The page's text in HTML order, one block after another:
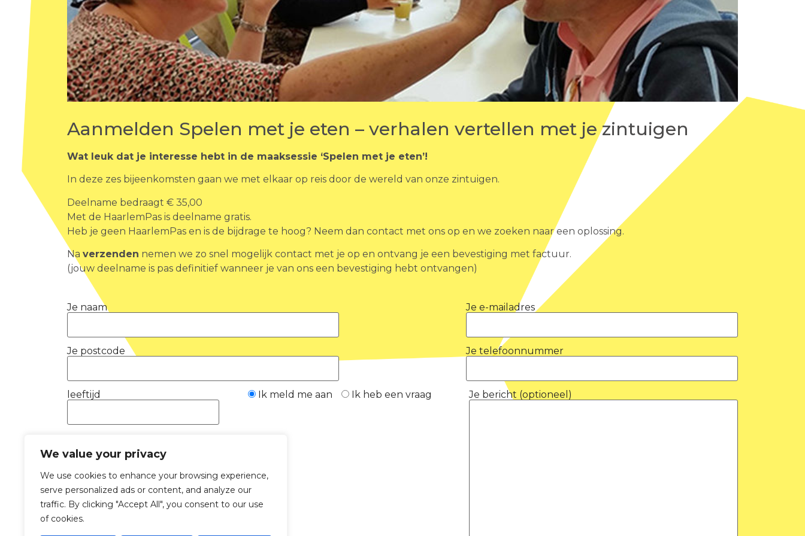
We value your privacy
We use cookies to enhance your browsing experience,
serve personalized ads or content, and analyze our
traffic. By clicking "Accept All", you consent to our use
of cookies.
Aanmelden Spelen met je eten – verhalen vertellen met je zintuigen
Wat leuk dat je interesse hebt in de maaksessie ‘Spelen met je eten’!
In deze zes bijeenkomsten gaan we met elkaar op reis door de wereld van onze zintuigen.
Deelname bedraagt € 35,00
Met de HaarlemPas is deelname gratis.
Heb je geen HaarlemPas en is de bijdrage te hoog? Neem dan contact met ons op en we zoeken naar een oplossing.
Na verzenden nemen we zo snel mogelijk contact met je op en ontvang je een bevestiging met factuur.
(jouw deelname is pas definitief wanneer je van ons een bevestiging hebt ontvangen)
Je naam Je e-mailadres
Je postcode Je telefoonnummer
leeftijd Ik meld me aan Ik heb een vraag Je bericht (optioneel)